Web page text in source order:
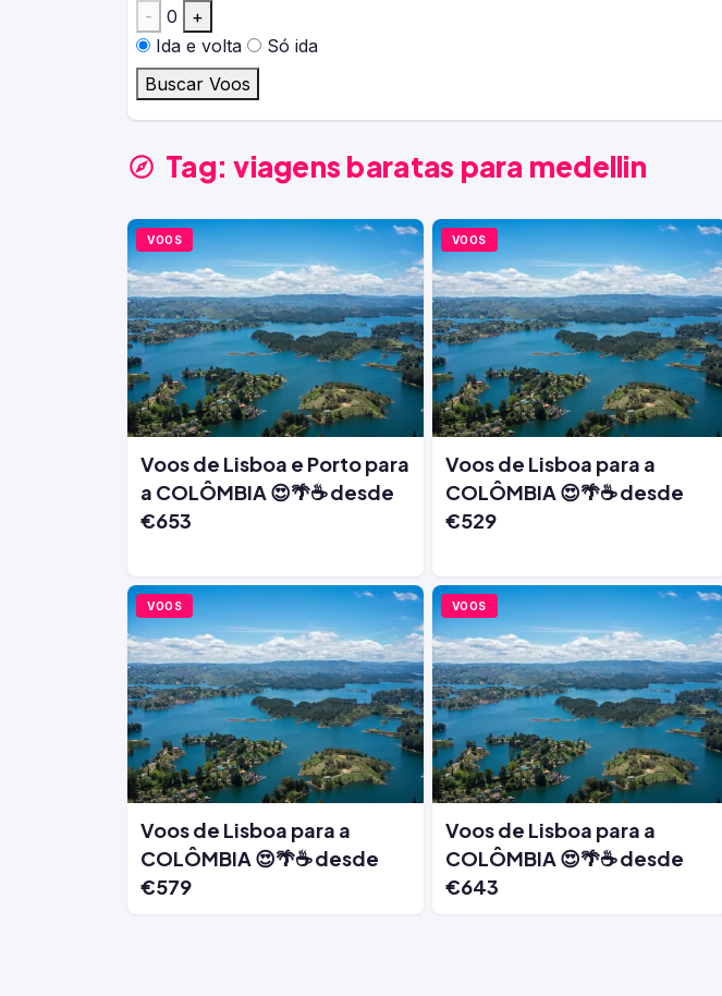
-
0
+
Ida e volta
Só ida
Buscar Voos
Tag:viagens baratas para medellin
VOOS
Voos de Lisboa e Porto para
a COLÔMBIA 😍🌴☕ desde
€653
VOOS
Voos de Lisboa para a
COLÔMBIA 😍🌴☕ desde
€529
VOOS
Voos de Lisboa para a
COLÔMBIA 😍🌴☕ desde
€579
VOOS
Voos de Lisboa para a
COLÔMBIA 😍🌴☕ desde
€643